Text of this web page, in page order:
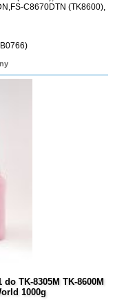
C8670DTN (TK8600),
TK-8305M TK-8600M
1000g